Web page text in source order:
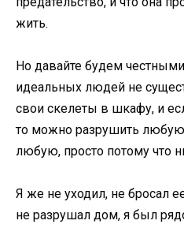
жить.
Но давайте будем
идеальных людей не
свои скелеты в шкафу, и
то можно разрушить
любую, просто потому что
Я же не уходил, не бросал
не разрушал дом, я был